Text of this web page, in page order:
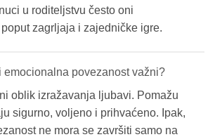
u roditeljstvu često oni
zagrljaja i zajedničke igre.
emocionalna povezanost važni?
oblik izražavanja ljubavi. Pomažu
sigurno, voljeno i prihvaćeno. Ipak,
ne mora se završiti samo na